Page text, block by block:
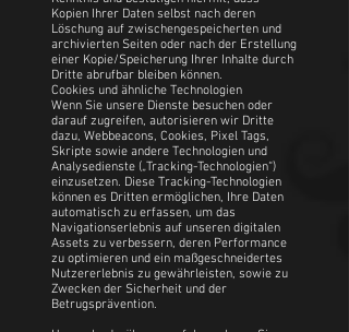
Kopien Ihrer Daten selbst nach deren
Löschung auf zwischengespeicherten und
archivierten Seiten oder nach der Erstellung
einer Kopie/Speicherung Ihrer Inhalte durch
Dritte abrufbar bleiben können.
Cookies und ähnliche Technologien
Wenn Sie unsere Dienste besuchen oder
darauf zugreifen, autorisieren wir Dritte
dazu, Webbeacons, Cookies, Pixel Tags,
Skripte sowie andere Technologien und
Analysedienste („Tracking-Technologien“)
einzusetzen. Diese Tracking-Technologien
können es Dritten ermöglichen, Ihre Daten
automatisch zu erfassen, um das
Navigationserlebnis auf unseren digitalen
Assets zu verbessern, deren Performance
zu optimieren und ein maßgeschneidertes
Nutzererlebnis zu gewährleisten, sowie zu
Zwecken der Sicherheit und der
Betrugsprävention.